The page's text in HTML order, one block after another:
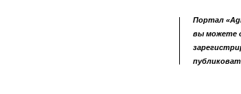
Портал
вы можете